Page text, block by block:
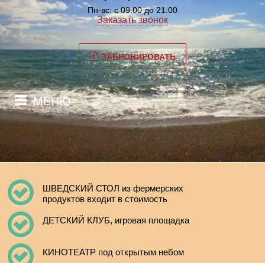
Пн-вс: с 09.00 до 21.00
Заказать звонок
ЗАБРОНИРОВАТЬ
МЕНЮ
ШВЕДСКИЙ СТОЛ из фермерских
продуктов входит в стоимость
ДЕТСКИЙ КЛУБ, игровая площадка
КИНОТЕАТР под открытым небом